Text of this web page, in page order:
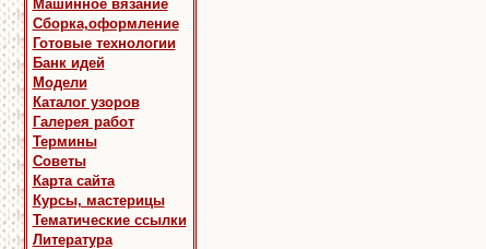
Машинное вязание
Сборка,оформление
Готовые технологии
Банк идей
Модели
Каталог узоров
Галерея работ
Термины
Советы
Карта сайта
Курсы, мастерицы
Тематические ссылки
Литература